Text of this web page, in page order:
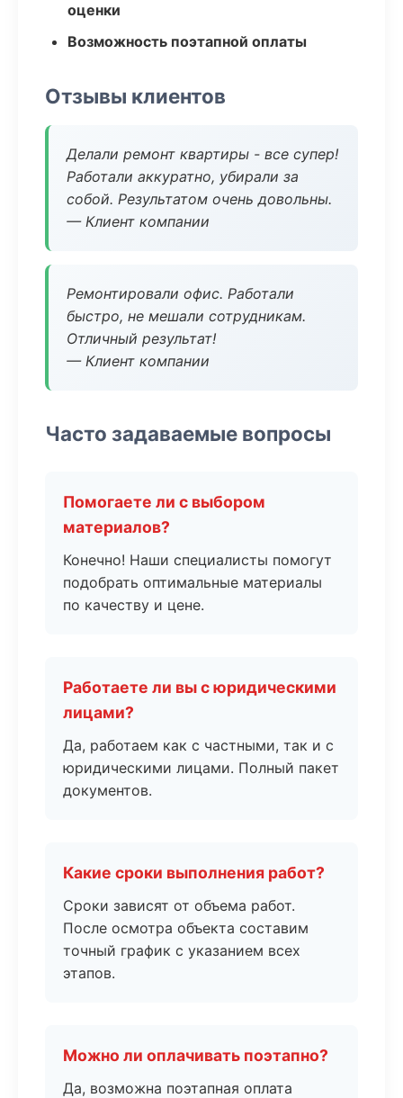
оценки
Возможность поэтапной оплаты
Отзывы клиентов
Делали ремонт квартиры - все супер!
Работали аккуратно, убирали за
собой. Результатом очень довольны.
— Клиент компании
Ремонтировали офис. Работали
быстро, не мешали сотрудникам.
Отличный результат!
— Клиент компании
Часто задаваемые вопросы
Помогаете ли с выбором
материалов?
Конечно! Наши специалисты помогут
подобрать оптимальные материалы
по качеству и цене.
Работаете ли вы с юридическими
лицами?
Да, работаем как с частными, так и с
юридическими лицами. Полный пакет
документов.
Какие сроки выполнения работ?
Сроки зависят от объема работ.
После осмотра объекта составим
точный график с указанием всех
этапов.
Можно ли оплачивать поэтапно?
Да, возможна поэтапная оплата